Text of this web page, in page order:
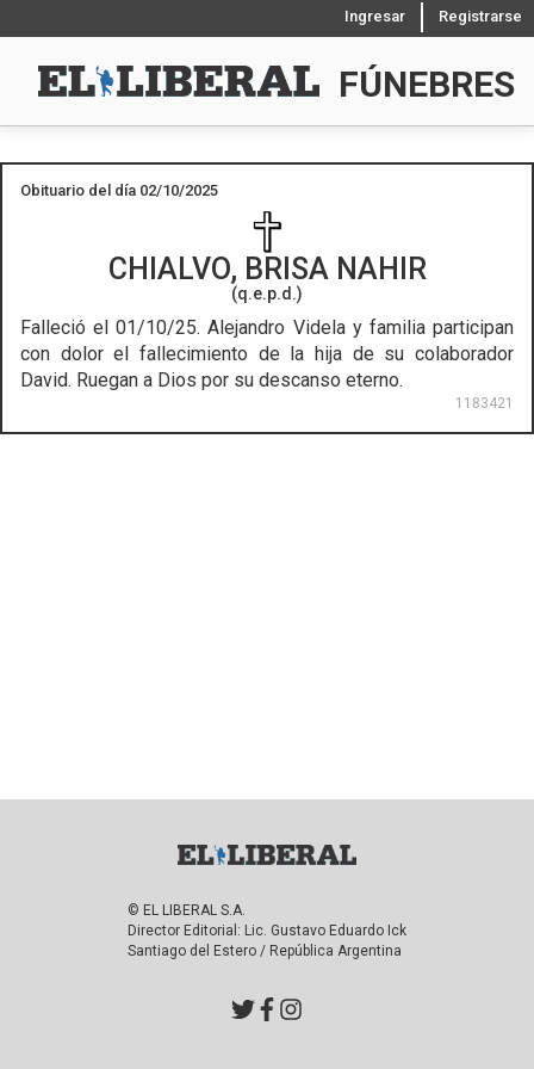
Ingresar Registrarse
FÚNEBRES
Obituario del día 02/10/2025
CHIALVO, BRISA NAHIR
(q.e.p.d.)
Falleció el 01/10/25. Alejandro Videla y familia participan
con dolor el fallecimiento de la hija de su colaborador
David. Ruegan a Dios por su descanso eterno.
1183421
© EL LIBERAL S.A.
Director Editorial: Lic. Gustavo Eduardo Ick
Santiago del Estero / República Argentina